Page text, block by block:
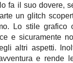
fa il suo dovere,
un glitch
Lo stile grafico
e sicuramente
altri aspetti.
e rende